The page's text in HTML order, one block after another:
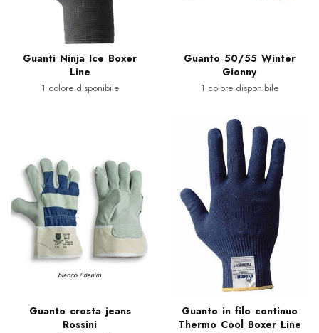
Guanti Ninja Ice Boxer
Line
1 colore disponibile
Guanto 50/55 Winter
Gionny
1 colore disponibile
Guanto crosta jeans
Rossini
Guanto in filo continuo
Thermo Cool Boxer Line